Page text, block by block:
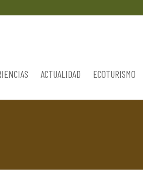
ACTUALIDAD ECOTURISMO